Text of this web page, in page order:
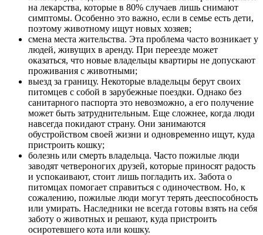
на лекарства, которые в 80% случаев лишь снимают
симптомы. Особенно это важно, если в семье есть дети,
поэтому животному ищут новых хозяев;
смена места жительства. Эта проблема часто возникает у
людей, живущих в аренду. При переезде может
оказаться, что новые владельцы квартиры не допускают
проживания с животными;
выезд за границу. Некоторые владельцы берут своих
питомцев с собой в зарубежные поездки. Однако без
санитарного паспорта это невозможно, а его получение
может быть затруднительным. Еще сложнее, когда люди
навсегда покидают страну. Они занимаются
обустройством своей жизни и одновременно ищут, куда
пристроить кошку;
болезнь или смерть владельца. Часто пожилые люди
заводят четвероногих друзей, которые приносят радость
и успокаивают, стоит лишь погладить их. Забота о
питомцах помогает справиться с одиночеством. Но, к
сожалению, пожилые люди могут терять дееспособность
или умирать. Наследники не всегда готовы взять на себя
заботу о животных и решают, куда пристроить
осиротевшего кота или кошку.